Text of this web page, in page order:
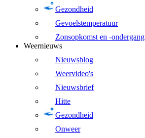
Gezondheid
Gevoelstemperatuur
Zonsopkomst en -ondergang
Weernieuws
Nieuwsblog
Weervideo's
Nieuwsbrief
Hitte
Gezondheid
Onweer